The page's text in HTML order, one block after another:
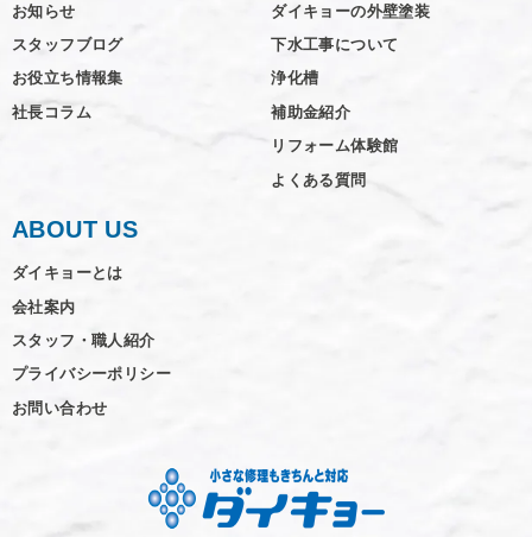
お知らせ
スタッフブログ
お役立ち情報集
社長コラム
ダイキョーの外壁塗装
下水工事について
浄化槽
補助金紹介
リフォーム体験館
よくある質問
ABOUT US
ダイキョーとは
会社案内
スタッフ・職人紹介
プライバシーポリシー
お問い合わせ